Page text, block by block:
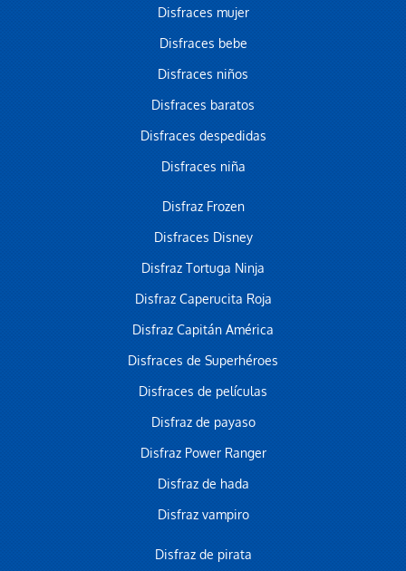
Disfraces mujer
Disfraces bebe
Disfraces niños
Disfraces baratos
Disfraces despedidas
Disfraces niña
Disfraz Frozen
Disfraces Disney
Disfraz Tortuga Ninja
Disfraz Caperucita Roja
Disfraz Capitán América
Disfraces de Superhéroes
Disfraces de películas
Disfraz de payaso
Disfraz Power Ranger
Disfraz de hada
Disfraz vampiro
Disfraz de pirata